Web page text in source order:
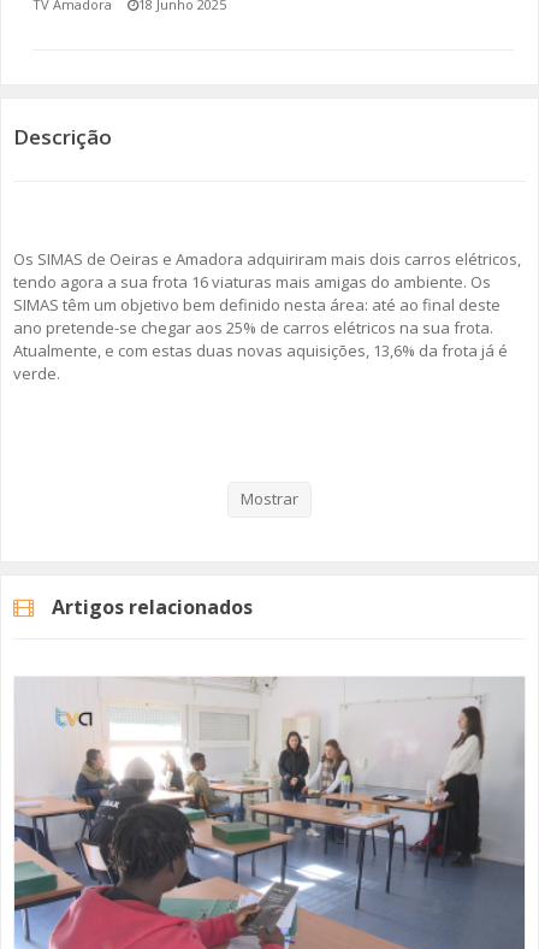
AMADORA LIGA À RESILIÊNCIA
(RE) PENSAMENTOS
ECOMOVE-TE
TV Amadora 18 Junho 2025
Descrição
Os SIMAS de Oeiras e Amadora adquiriram mais dois carros elétricos,
tendo agora a sua frota 16 viaturas mais amigas do ambiente. Os
SIMAS têm um objetivo bem definido nesta área: até ao final deste
ano pretende-se chegar aos 25% de carros elétricos na sua frota.
Atualmente, e com estas duas novas aquisições, 13,6% da frota já é
verde.
sonora, em meio urbano, e ao mesmo tempo não há a emissão de
Imagem: SIMAS de Oeiras e Amadora
Categorias Noticias Atualidade
Mostrar
Artigos relacionados